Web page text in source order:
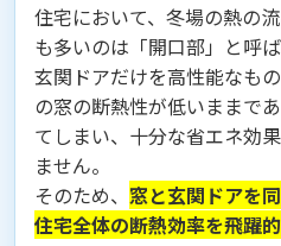
住宅において、冬場の熱の
も多いのは「開口部」と呼
玄関ドアだけを高性能なも
の窓の断熱性が低いままで
てしまい、十分な省エネ効
ません。
そのため、 窓と玄関ドアを
住宅全体の断熱効率を飛躍